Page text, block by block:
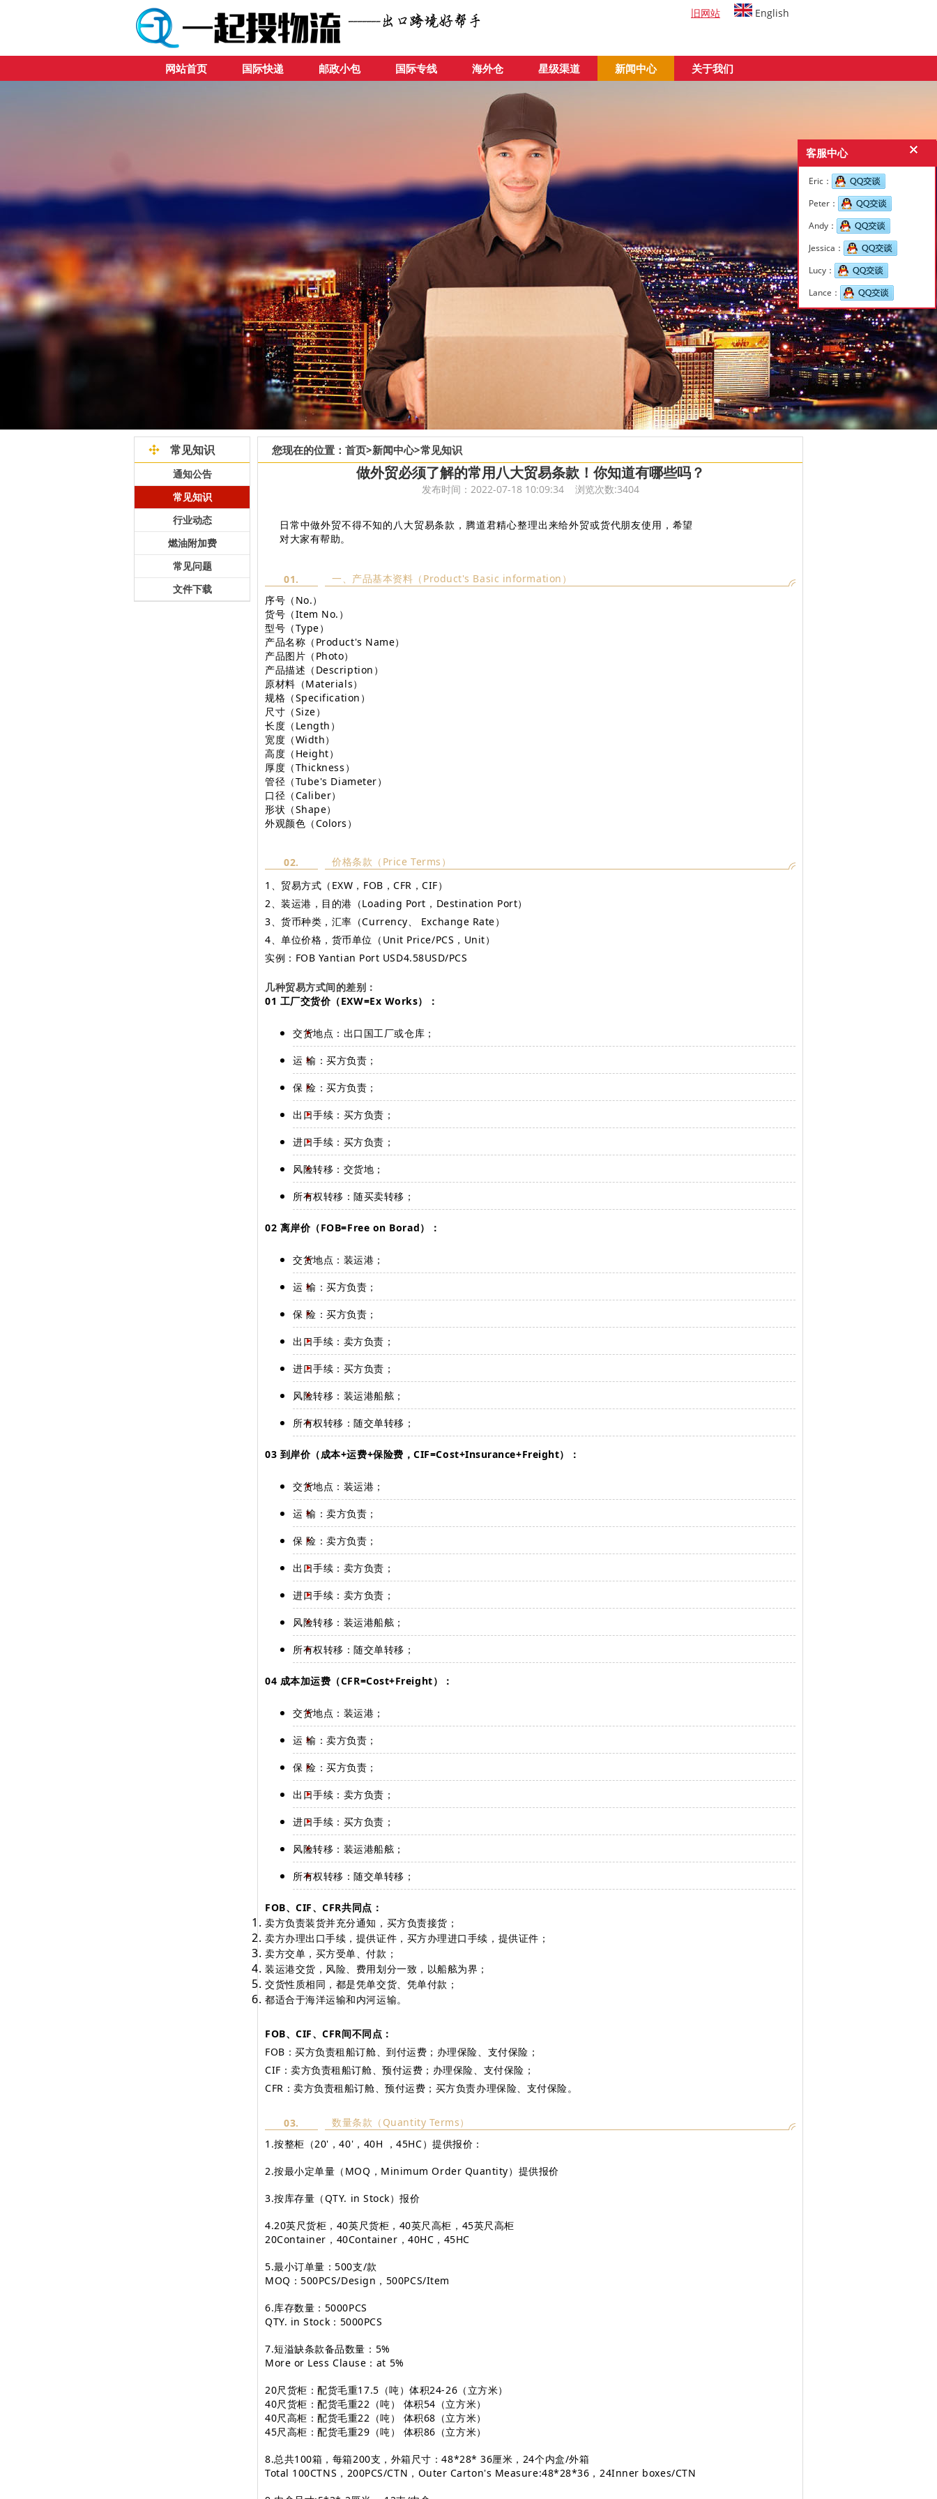
旧网站 English
网站首页 国际快递 邮政小包 国际专线 海外仓 星级渠道 新闻中心 关于我们
常见知识
通知公告
常见知识
行业动态
燃油附加费
常见问题
文件下载
您现在的位置： 首页>新闻中心>常见知识
做外贸必须了解的常用八大贸易条款！你知道有哪些吗？
发布时间：2022-07-18 10:09:34 浏览次数:3404
日常中做外贸不得不知的八大贸易条款，腾道君精心整理出来给外贸或货代朋友使用，希望
对大家有帮助。
01.
一、产品基本资料（Product's Basic information）
序号（No.）
货号（Item No.）
型号（Type）
产品名称（Product's Name）
产品图片（Photo）
产品描述（Description）
原材料（Materials）
规格（Specification）
尺寸（Size）
长度（Length）
宽度（Width）
高度（Height）
厚度（Thickness）
管径（Tube's Diameter）
口径（Caliber）
形状（Shape）
外观颜色（Colors）
02.
价格条款（Price Terms）
1、贸易方式（EXW，FOB，CFR，CIF）
2、装运港，目的港（Loading Port，Destination Port）
3、货币种类，汇率（Currency、 Exchange Rate）
4、单位价格，货币单位（Unit Price/PCS，Unit）
实例：FOB Yantian Port USD4.58USD/PCS
几种贸易方式间的差别：
01 工厂交货价（EXW=Ex Works）：
交货地点：出口国工厂或仓库；
运 输：买方负责；
保 险：买方负责；
出口手续：买方负责；
进口手续：买方负责；
风险转移：交货地；
所有权转移：随买卖转移；
02 离岸价（FOB=Free on Borad）：
交货地点：装运港；
运 输：买方负责；
保 险：买方负责；
出口手续：卖方负责；
进口手续：买方负责；
风险转移：装运港船舷；
所有权转移：随交单转移；
03 到岸价（成本+运费+保险费，CIF=Cost+Insurance+Freight）：
交货地点：装运港；
运 输：卖方负责；
保 险：卖方负责；
出口手续：卖方负责；
进口手续：卖方负责；
风险转移：装运港船舷；
所有权转移：随交单转移；
04 成本加运费（CFR=Cost+Freight）：
交货地点：装运港；
运 输：卖方负责；
保 险：买方负责；
出口手续：卖方负责；
进口手续：买方负责；
风险转移：装运港船舷；
所有权转移：随交单转移；
FOB、CIF、CFR共同点：
卖方负责装货并充分通知，买方负责接货；
卖方办理出口手续，提供证件，买方办理进口手续，提供证件；
卖方交单，买方受单、付款；
装运港交货，风险、费用划分一致，以船舷为界；
交货性质相同，都是凭单交货、凭单付款；
都适合于海洋运输和内河运输。
FOB、CIF、CFR间不同点：
FOB：买方负责租船订舱、到付运费；办理保险、支付保险；
CIF：卖方负责租船订舱、预付运费；办理保险、支付保险；
CFR：卖方负责租船订舱、预付运费；买方负责办理保险、支付保险。
03.
数量条款（Quantity Terms）
1.按整柜（20'，40'，40H ，45HC）提供报价：
2.按最小定单量（MOQ，Minimum Order Quantity）提供报价
3.按库存量（QTY. in Stock）报价
4.20英尺货柜，40英尺货柜，40英尺高柜，45英尺高柜
20Container，40Container，40HC，45HC
5.最小订单量：500支/款
MOQ：500PCS/Design，500PCS/Item
6.库存数量：5000PCS
QTY. in Stock：5000PCS
7.短溢缺条款备品数量：5%
More or Less Clause：at 5%
20尺货柜：配货毛重17.5（吨）体积24-26（立方米）
40尺货柜：配货毛重22（吨） 体积54（立方米）
40尺高柜：配货毛重22（吨） 体积68（立方米）
45尺高柜：配货毛重29（吨） 体积86（立方米）
8.总共100箱，每箱200支，外箱尺寸：48*28* 36厘米，24个内盒/外箱
Total 100CTNS，200PCS/CTN，Outer Carton's Measure:48*28*36，24Inner boxes/CTN
客服中心
Eric：
Peter：
Andy：
Jessica：
Lucy：
Lance：